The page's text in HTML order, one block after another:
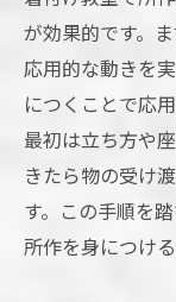
が効果的です。
応用的な動きを
につくことで応
最初は立ち方や
きたら物の受け
す。この手順を
所作を身につけ